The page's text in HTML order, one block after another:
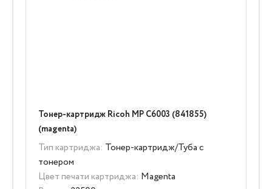
Тонер-картридж Ricoh MP C6003 (841855)
(magenta)
Тип картриджа: Тонер-картридж/Туба с
тонером
Цвет печати картриджа: Magenta